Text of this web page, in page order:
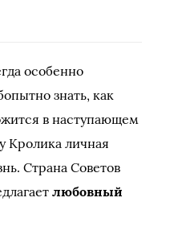
особенно
знать, как
в наступающем
Кролика личная
Страна Советов
любовный